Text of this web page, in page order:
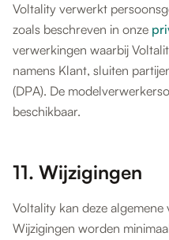
Voltality verwerkt
zoals beschreven in onze
verwerkingen waarbij
namens Klant, sluiten
(DPA). De
beschikbaar.
11. Wijzigingen
Voltality kan deze
Wijzigingen worden